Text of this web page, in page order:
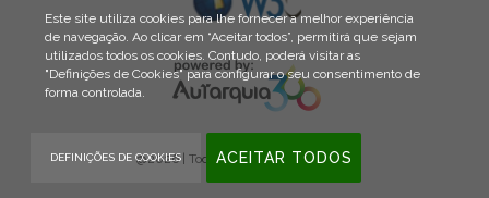
Este site utiliza cookies para lhe fornecer a melhor experiência
de navegação. Ao clicar em “Aceitar todos”, permitirá que sejam
utilizados todos os cookies. Contudo, poderá visitar as
"Definições de Cookies" para configurar o seu consentimento de
forma controlada.
DEFINIÇÕES DE COOKIES ACEITAR TODOS
@2026 | Todos os direitos reservados